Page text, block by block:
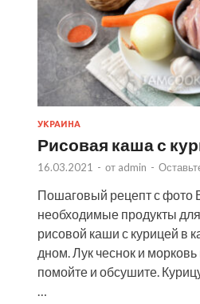
УКРАИНА
Рисовая каша с
16.03.2021 - от admin -
Пошаговый рецепт с фото
необходимые продукты
рисовой каши с курицей в
дном. Лук чеснок и морковь
помойте и обсушите.
…